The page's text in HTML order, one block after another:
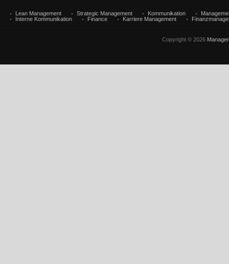
Lean Management Strategic Management Kommunikation
Interne Kommunikation
Finance Karriere Management
Copyright © 2026